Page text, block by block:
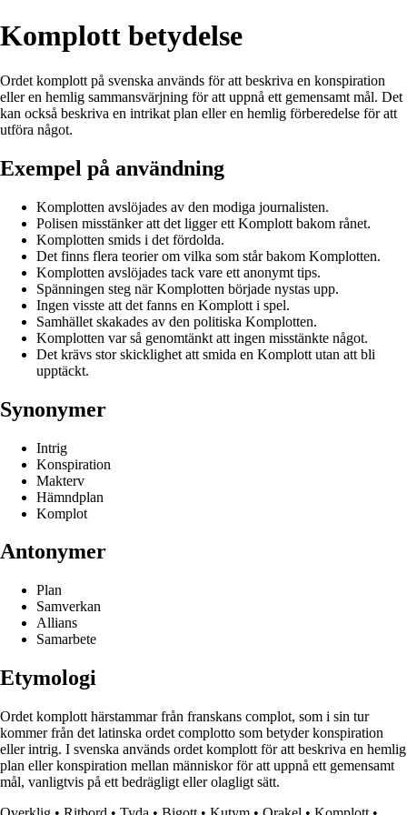
Komplott betydelse
Ordet komplott på svenska används för att beskriva en konspiration
eller en hemlig sammansvärjning för att uppnå ett gemensamt mål. Det
kan också beskriva en intrikat plan eller en hemlig förberedelse för att
utföra något.
Exempel på användning
Komplotten avslöjades av den modiga journalisten.
Polisen misstänker att det ligger ett Komplott bakom rånet.
Komplotten smids i det fördolda.
Det finns flera teorier om vilka som står bakom Komplotten.
Komplotten avslöjades tack vare ett anonymt tips.
Spänningen steg när Komplotten började nystas upp.
Ingen visste att det fanns en Komplott i spel.
Samhället skakades av den politiska Komplotten.
Komplotten var så genomtänkt att ingen misstänkte något.
Det krävs stor skicklighet att smida en Komplott utan att bli
upptäckt.
Synonymer
Intrig
Konspiration
Makterv
Hämndplan
Komplot
Antonymer
Plan
Samverkan
Allians
Samarbete
Etymologi
Ordet komplott härstammar från franskans complot, som i sin tur
kommer från det latinska ordet complotto som betyder konspiration
eller intrig. I svenska används ordet komplott för att beskriva en hemlig
plan eller konspiration mellan människor för att uppnå ett gemensamt
mål, vanligtvis på ett bedrägligt eller olagligt sätt.